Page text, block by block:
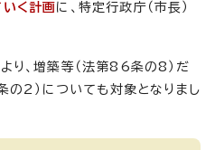
く計画 に、特定行政庁（市長）
、増築等（法第86条の8）だ
の2）についても対象となりまし